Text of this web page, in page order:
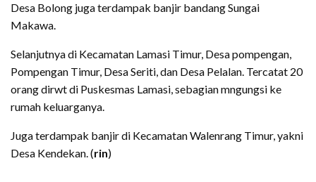
Desa Bolong juga terdampak banjir bandang Sungai
Makawa.
Selanjutnya di Kecamatan Lamasi Timur, Desa pompengan,
Pompengan Timur, Desa Seriti, dan Desa Pelalan. Tercatat 20
orang dirwt di Puskesmas Lamasi, sebagian mngungsi ke
rumah keluarganya.
Juga terdampak banjir di Kecamatan Walenrang Timur, yakni
Desa Kendekan. (rin)